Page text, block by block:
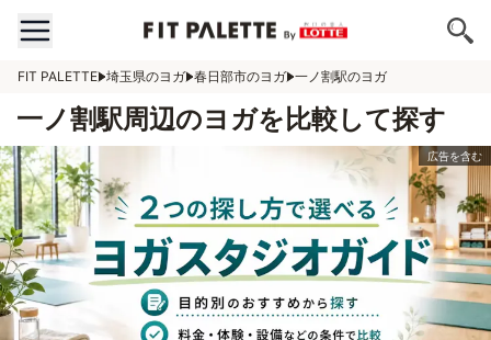
FIT PALETTE 埼玉県のヨガ 春日部市のヨガ 一ノ割駅のヨガ
一ノ割駅周辺のヨガを比較して探す